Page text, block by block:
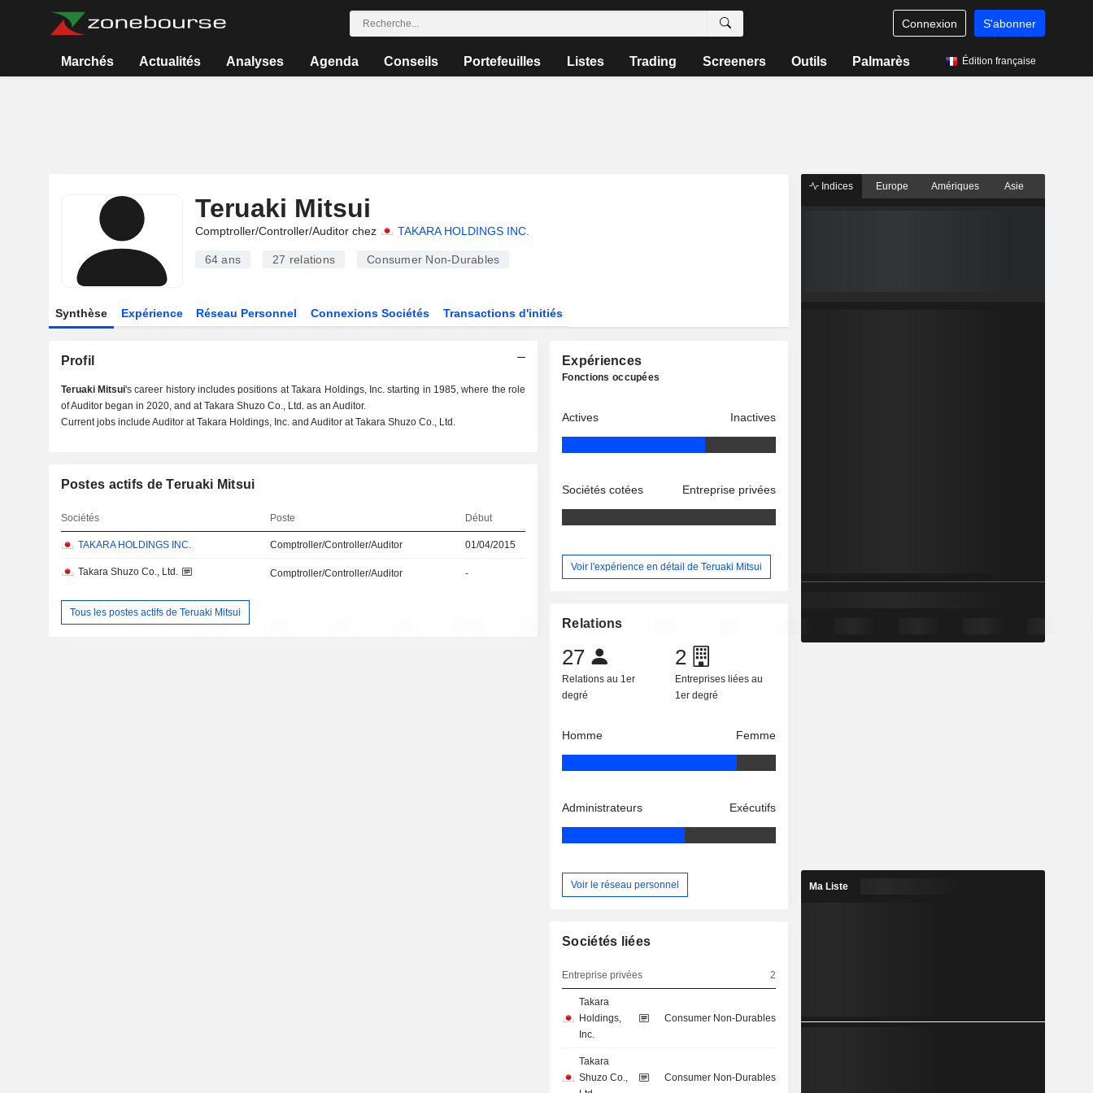
Connexion S'abonner
Marchés Actualités Analyses Agenda Conseils Portefeuilles Listes Trading Screeners Outils Palmarès Édition française
Teruaki Mitsui
Comptroller/Controller/Auditor chez TAKARA HOLDINGS INC.
64 ans 27 relations Consumer Non-Durables
Synthèse Expérience Réseau Personnel Connexions Sociétés Transactions d'initiés
Profil
Teruaki Mitsui's career history includes positions at Takara Holdings, Inc. starting in 1985, where the role
of Auditor began in 2020, and at Takara Shuzo Co., Ltd. as an Auditor.
Current jobs include Auditor at Takara Holdings, Inc. and Auditor at Takara Shuzo Co., Ltd.
Postes actifs de Teruaki Mitsui
Sociétés Poste Début
TAKARA HOLDINGS INC. Comptroller/Controller/Auditor 01/04/2015
Takara Shuzo Co., Ltd. Comptroller/Controller/Auditor -
Tous les postes actifs de Teruaki Mitsui
Expériences
Fonctions occupées
Actives Inactives
Sociétés cotées Entreprise privées
Voir l'expérience en détail de Teruaki Mitsui
Relations
27
Relations au 1er
degré
2
Entreprises liées au
1er degré
Homme Femme
Administrateurs Exécutifs
Voir le réseau personnel
Sociétés liées
Entreprise privées 2
Takara
Holdings,
Inc.
Consumer Non-Durables
Takara
Shuzo Co.,
Consumer Non-Durables
Indices Europe Amériques Asie
Ma Liste